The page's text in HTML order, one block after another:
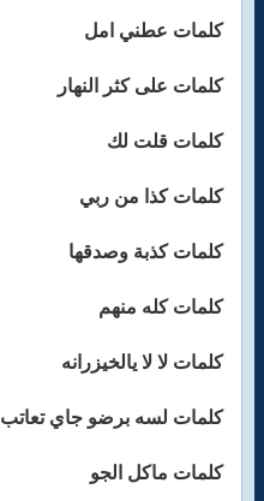
كلمات عطني امل
كلمات على كثر النهار
كلمات قلت لك
كلمات كذا من ربي
كلمات كذبة وصدقها
كلمات كله منهم
كلمات لا لا يالخيزرانه
كلمات لسه برضو جاي تعاتب
كلمات ماكل الجو